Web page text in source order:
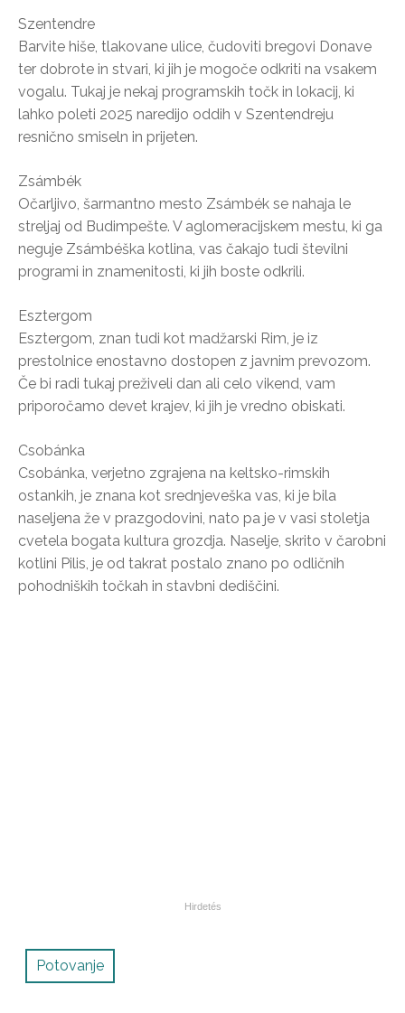
Szentendre
Barvite hiše, tlakovane ulice, čudoviti bregovi Donave
ter dobrote in stvari, ki jih je mogoče odkriti na vsakem
vogalu. Tukaj je nekaj programskih točk in lokacij, ki
lahko poleti 2025 naredijo oddih v Szentendreju
resnično smiseln in prijeten.
Zsámbék
Očarljivo, šarmantno mesto Zsámbék se nahaja le
streljaj od Budimpešte. V aglomeracijskem mestu, ki ga
neguje Zsámbéška kotlina, vas čakajo tudi številni
programi in znamenitosti, ki jih boste odkrili.
Esztergom
Esztergom, znan tudi kot madžarski Rim, je iz
prestolnice enostavno dostopen z javnim prevozom.
Če bi radi tukaj preživeli dan ali celo vikend, vam
priporočamo devet krajev, ki jih je vredno obiskati.
Csobánka
Csobánka, verjetno zgrajena na keltsko-rimskih
ostankih, je znana kot srednjeveška vas, ki je bila
naseljena že v prazgodovini, nato pa je v vasi stoletja
cvetela bogata kultura grozdja. Naselje, skrito v čarobni
kotlini Pilis, je od takrat postalo znano po odličnih
pohodniških točkah in stavbni dediščini.
Potovanje